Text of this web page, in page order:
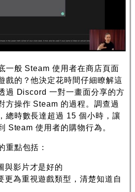
一般 Steam 使用者在商店頁面
戲的？他決定花時間仔細瞭解這
過 Discord 一對一畫面分享的方
方操作 Steam 的過程。調查過
總時數長達超過 15 個小時，讓
Steam 使用者的購物行為。
重點包括：
與影片才是好的
更為重視遊戲類型，清楚知道自